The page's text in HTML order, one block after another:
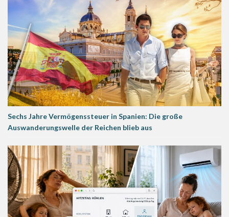
Sechs Jahre Vermögenssteuer in Spanien: Die große
Auswanderungswelle der Reichen blieb aus